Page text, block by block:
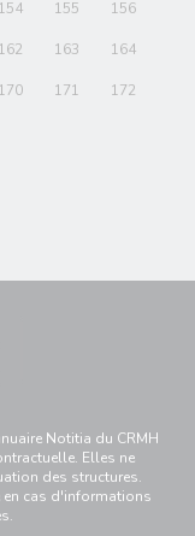
154 155 156
162 163 164
170 171 172
Notitia du CRMH
Elles ne
des structures.
en cas d'informations